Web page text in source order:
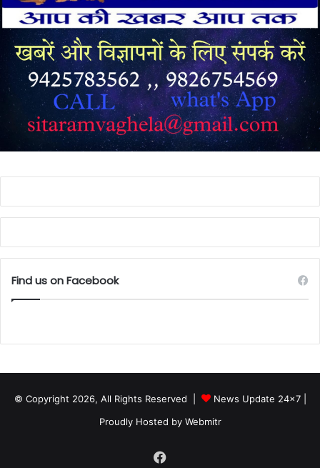
Find us on Facebook
© Copyright 2026, All Rights Reserved | News Update 24x7|
Proudly Hosted by Webmitr
Facebook